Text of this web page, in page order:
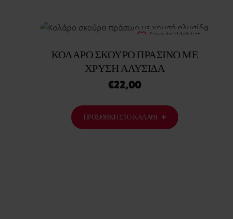
Save to Wishlist
ΚΟΛΆΡΟ ΣΚΟΎΡΟ ΠΡΆΣΙΝΟ ΜΕ
ΧΡΥΣΉ ΑΛΥΣΊΔΑ
€22,00
ΠΡΟΣΘΉΚΗ ΣΤΟ ΚΑΛΆΘΙ